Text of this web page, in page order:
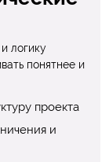
логику
понятнее и
проекта
и